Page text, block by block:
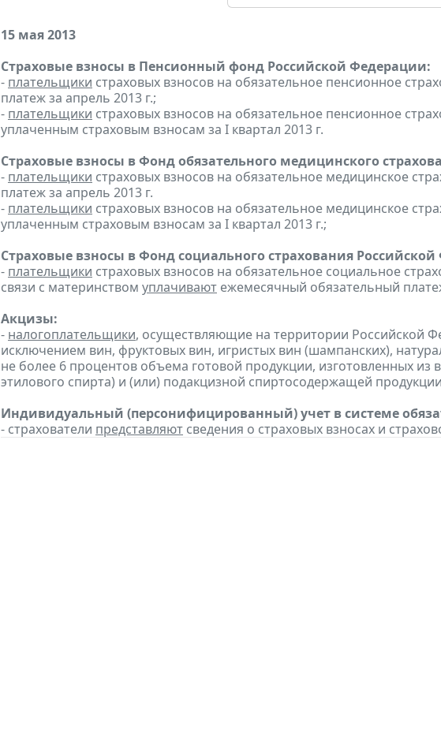
15 мая 2013
Страховые взносы в Пенсионный фонд Российской Федерации:
- плательщики страховых взносов на обязательное пенсионное
платеж за апрель 2013 г.;
- плательщики страховых взносов на обязательное пенсионное
уплаченным страховым взносам за I квартал 2013 г.
Страховые взносы в Фонд обязательного медицинского
- плательщики страховых взносов на обязательное медицинское
платеж за апрель 2013 г.
- плательщики страховых взносов на обязательное медицинское
уплаченным страховым взносам за I квартал 2013 г.;
Страховые взносы в Фонд социального страхования
- плательщики страховых взносов на обязательное социальное
связи с материнством уплачивают ежемесячный обязательный
Акцизы:
- налогоплательщики, осуществляющие на территории Российской
исключением вин, фруктовых вин, игристых вин (шампанских),
не более 6 процентов объема готовой продукции, изготовленных
этилового спирта) и (или) подакцизной спиртосодержащей
Индивидуальный (персонифицированный) учет в системе
- страхователи представляют сведения о страховых взносах и